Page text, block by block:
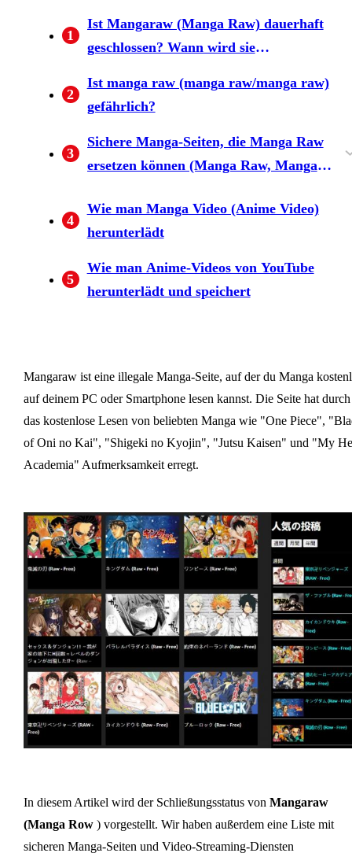
1
Ist Mangaraw (Manga Raw) dauerhaft
geschlossen? Wann wird sie
2
Ist manga raw (manga raw/manga raw)
gefährlich?
3
Sichere Manga-Seiten, die Manga Raw
ersetzen können (Manga Raw, Manga
4
Wie man Manga Video (Anime Video)
herunterlädt
5
Wie man Anime-Videos von YouTube
herunterlädt und speichert
Mangaraw ist eine illegale Manga-Seite, auf der du Manga
auf deinem PC oder Smartphone lesen kannst. Die Seite hat durch
das kostenlose Lesen von beliebten Manga wie "One Piece",
of Oni no Kai", "Shigeki no Kyojin", "Jutsu Kaisen" und "My
Academia" Aufmerksamkeit erregt.
In diesem Artikel wird der Schließungsstatus von Mangaraw
(Manga Row) vorgestellt. Wir haben außerdem eine Liste mit
sicheren Manga-Seiten und Video-Streaming-Diensten